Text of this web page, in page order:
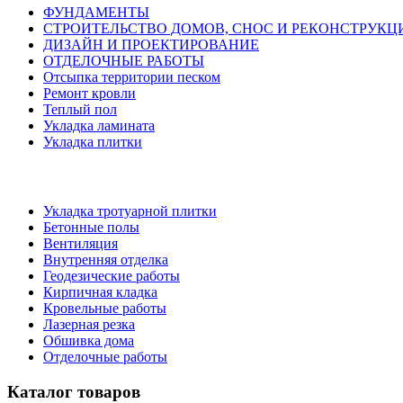
ФУНДАМЕНТЫ
СТРОИТЕЛЬСТВО ДОМОВ, СНОС И
ДИЗАЙН И ПРОЕКТИРОВАНИЕ
ОТДЕЛОЧНЫЕ РАБОТЫ
Отсыпка территории песком
Ремонт кровли
Теплый пол
Укладка ламината
Укладка плитки
Укладка тротуарной плитки
Бетонные полы
Вентиляция
Внутренняя отделка
Геодезические работы
Кирпичная кладка
Кровельные работы
Лазерная резка
Обшивка дома
Отделочные работы
Каталог товаров